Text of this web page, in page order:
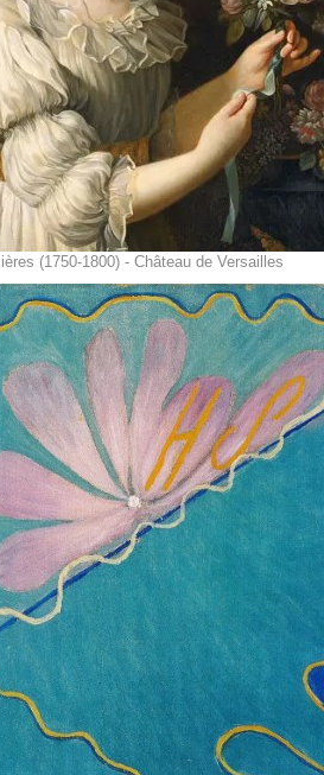
(1750-1800) - Château de Versailles